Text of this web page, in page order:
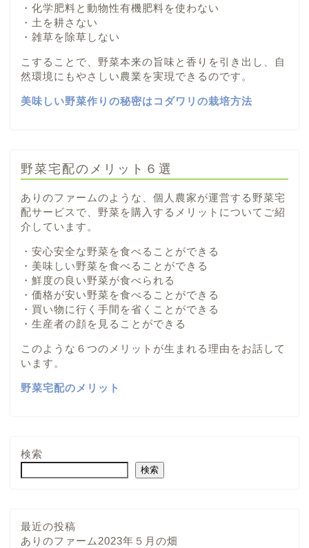
・化学肥料と動物性有機肥料を使わない
・土を耕さない
・雑草を除草しない
こすることで、野菜本来の旨味と香りを引き出し、自
然環境にもやさしい農業を実現できるのです。
美味しい野菜作りの秘密はコダワリの栽培方法
野菜宅配のメリット６選
ありのファームのような、個人農家が運営する野菜宅
配サービスで、野菜を購入するメリットについてご紹
介しています。
・安心安全な野菜を食べることができる
・美味しい野菜を食べることができる
・鮮度の良い野菜が食べられる
・価格が安い野菜を食べることができる
・買い物に行く手間を省くことができる
・生産者の顔を見ることができる
このような６つのメリットが生まれる理由をお話して
います。
野菜宅配のメリット
検索
検索
最近の投稿
ありのファーム2023年５月の畑